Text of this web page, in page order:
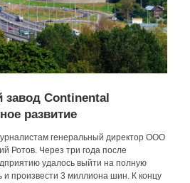
завод Continental
развитие
генеральный директор ООО
Ротов. Через три года после
удалось выйти на полную
произвести 3 миллиона шин. К концу